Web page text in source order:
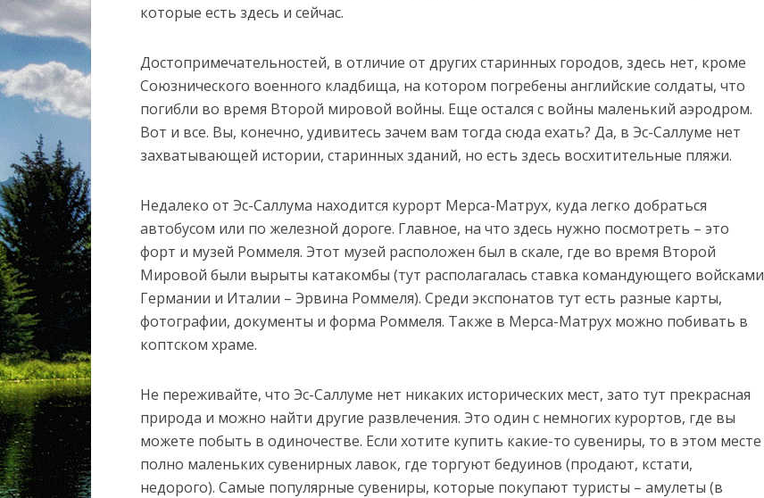
которые есть здесь и сейчас.
Достопримечательностей, в отличие от других старинных городов, здесь нет, кроме
Союзнического военного кладбища, на котором погребены английские солдаты, что
погибли во время Второй мировой войны. Еще остался с войны маленький аэродром.
Вот и все. Вы, конечно, удивитесь зачем вам тогда сюда ехать? Да, в Эс-Саллуме нет
захватывающей истории, старинных зданий, но есть здесь восхитительные пляжи.
Недалеко от Эс-Саллума находится курорт Мерса-Матрух, куда легко добраться
автобусом или по железной дороге. Главное, на что здесь нужно посмотреть – это
форт и музей Роммеля. Этот музей расположен был в скале, где во время Второй
Мировой были вырыты катакомбы (тут располагалась ставка командующего войсками
Германии и Италии – Эрвина Роммеля). Среди экспонатов тут есть разные карты,
фотографии, документы и форма Роммеля. Также в Мерса-Матрух можно побивать в
коптском храме.
Не переживайте, что Эс-Саллуме нет никаких исторических мест, зато тут прекрасная
природа и можно найти другие развлечения. Это один с немногих курортов, где вы
можете побыть в одиночестве. Если хотите купить какие-то сувениры, то в этом месте
полно маленьких сувенирных лавок, где торгуют бедуинов (продают, кстати,
недорого). Самые популярные сувениры, которые покупают туристы – амулеты (в